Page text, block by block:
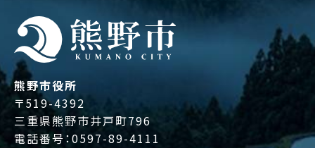
熊野市役所
〒519-4392
三重県熊野市井戸町796
電話番号：0597-89-4111